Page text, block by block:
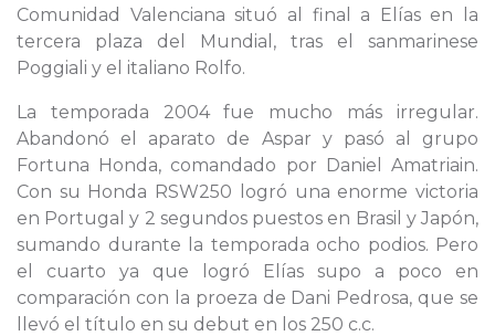
Comunidad Valenciana situó al final a Elías en la
tercera plaza del Mundial, tras el sanmarinese
Poggiali y el italiano Rolfo.
La temporada 2004 fue mucho más irregular.
Abandonó el aparato de Aspar y pasó al grupo
Fortuna Honda, comandado por Daniel Amatriain.
Con su Honda RSW250 logró una enorme victoria
en Portugal y 2 segundos puestos en Brasil y Japón,
sumando durante la temporada ocho podios. Pero
el cuarto ya que logró Elías supo a poco en
comparación con la proeza de Dani Pedrosa, que se
llevó el título en su debut en los 250 c.c.